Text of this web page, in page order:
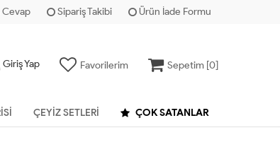
Cevap Sipariş Takibi Ürün İade Formu
Giriş Yap Favorilerim Sepetim [0]
ÇEYIZ SETLERI ÇOK SATANLAR